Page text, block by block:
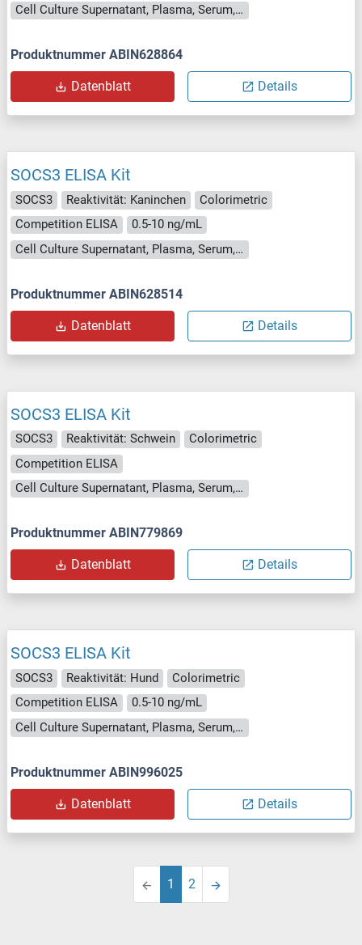
Cell Culture Supernatant, Plasma, Serum, Tissue Homogenate
Produktnummer ABIN628864
Datenblatt Details
SOCS3 ELISA Kit
SOCS3 Reaktivität: Kaninchen
Colorimetric
Competition ELISA
0.5-10 ng/mL
Cell Culture Supernatant, Plasma, Serum, Tissue Homogenate
Produktnummer ABIN628514
Datenblatt Details
SOCS3 ELISA Kit
SOCS3 Reaktivität: Schwein
Colorimetric
Competition ELISA
Cell Culture Supernatant, Plasma, Serum, Tissue Homogenate
Produktnummer ABIN779869
Datenblatt Details
SOCS3 ELISA Kit
SOCS3 Reaktivität: Hund
Colorimetric
Competition ELISA
0.5-10 ng/mL
Cell Culture Supernatant, Plasma, Serum, Tissue Homogenate
Produktnummer ABIN996025
Datenblatt Details
1 2